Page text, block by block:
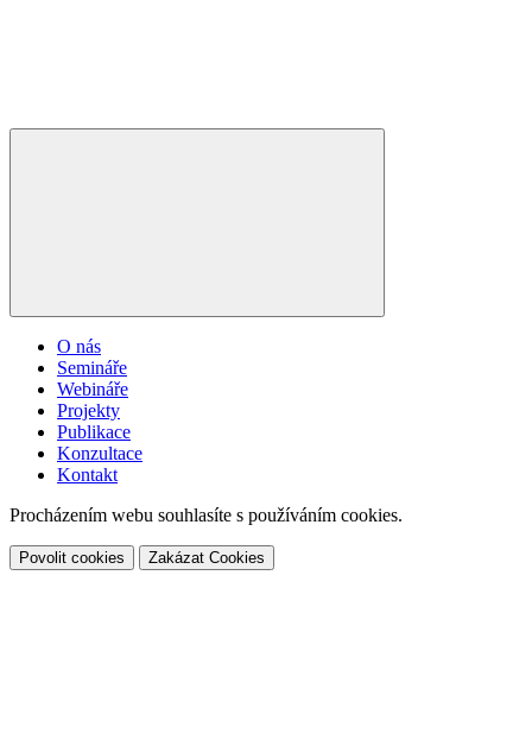
O nás
Semináře
Webináře
Projekty
Publikace
Konzultace
Kontakt
Procházením webu souhlasíte s používáním cookies.
Povolit cookies Zakázat Cookies